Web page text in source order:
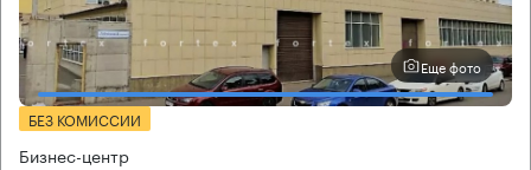
Еще фото
БЕЗ КОМИССИИ
Бизнес-центр